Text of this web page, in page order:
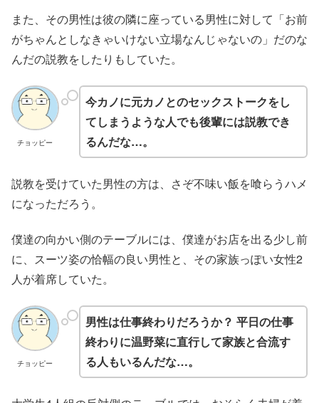
また、その男性は彼の隣に座っている男性に対して「お前
がちゃんとしなきゃいけない立場なんじゃないの」だのな
んだの説教をしたりもしていた。
チョッピー
今カノに元カノとのセックストークをし
てしまうような人でも後輩には説教でき
るんだな…。
説教を受けていた男性の方は、さぞ不味い飯を喰らうハメ
になっただろう。
僕達の向かい側のテーブルには、僕達がお店を出る少し前
に、スーツ姿の恰幅の良い男性と、その家族っぽい女性2
人が着席していた。
チョッピー
男性は仕事終わりだろうか？ 平日の仕事
終わりに温野菜に直行して家族と合流す
る人もいるんだな…。